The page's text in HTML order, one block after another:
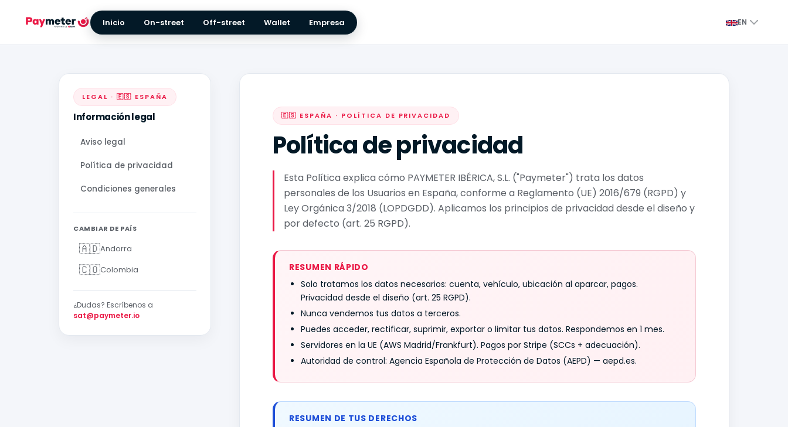
Inicio On-street Off-street Wallet Empresa EN
LEGAL · 🇪🇸 ESPAÑA
Información legal
Aviso legal
Política de privacidad
Condiciones generales
CAMBIAR DE PAÍS
🇦🇩Andorra
🇨🇴Colombia
¿Dudas? Escríbenos a
sat@paymeter.io
🇪🇸 ESPAÑA · POLÍTICA DE PRIVACIDAD
Política de privacidad
Esta Política explica cómo PAYMETER IBÉRICA, S.L. ("Paymeter") trata los datos
personales de los Usuarios en España, conforme a Reglamento (UE) 2016/679 (RGPD) y
Ley Orgánica 3/2018 (LOPDGDD). Aplicamos los principios de privacidad desde el diseño y
por defecto (art. 25 RGPD).
RESUMEN RÁPIDO
Solo tratamos los datos necesarios: cuenta, vehículo, ubicación al aparcar, pagos.
Privacidad desde el diseño (art. 25 RGPD).
Nunca vendemos tus datos a terceros.
Puedes acceder, rectificar, suprimir, exportar o limitar tus datos. Respondemos en 1 mes.
Servidores en la UE (AWS Madrid/Frankfurt). Pagos por Stripe (SCCs + adecuación).
Autoridad de control: Agencia Española de Protección de Datos (AEPD) — aepd.es.
RESUMEN DE TUS DERECHOS